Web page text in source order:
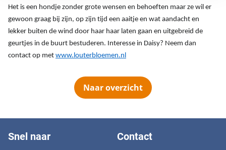
Het is een hondje zonder grote wensen en behoeften maar ze wil er
gewoon graag bij zijn, op zijn tijd een aaitje en wat aandacht en
lekker buiten de wind door haar haar laten gaan en uitgebreid de
geurtjes in de buurt bestuderen. Interesse in Daisy? Neem dan
contact op met www.louterbloemen.nl
Naar overzicht
Snel naar Contact